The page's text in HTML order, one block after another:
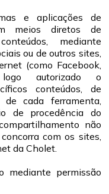
e aplicações de
meios diretos de
mediante
ou de outros sites,
(como Facebook,
autorizado o
conteúdos, de
cada ferramenta,
de procedência do
não
com os sites,
da Cholet.
mediante permissão